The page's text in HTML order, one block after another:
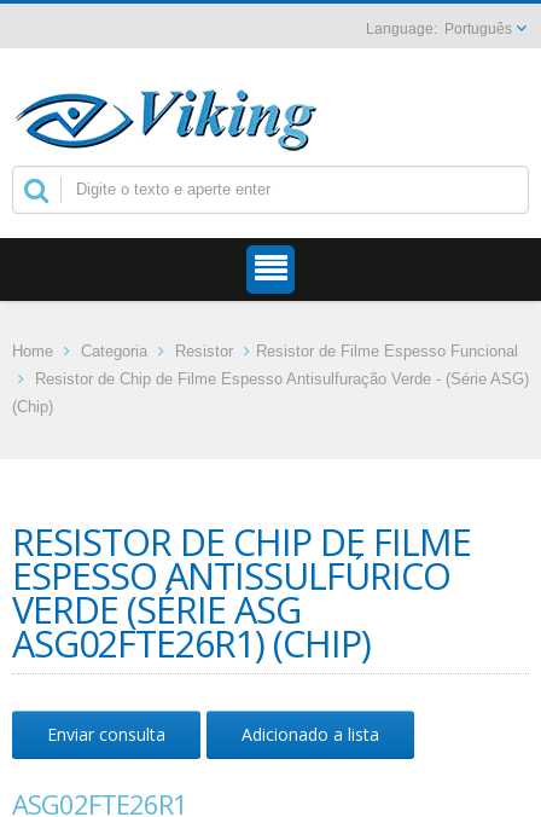
Português
Home Categoria Resistor
Resistor de Filme Espesso Funcional
Resistor de Chip de Filme Espesso Antisulfuração Verde - (Série ASG)
(Chip)
RESISTOR DE CHIP DE FILME
ESPESSO ANTISSULFÚRICO
VERDE (SÉRIE ASG
ASG02FTE26R1) (CHIP)
Enviar consulta Adicionado a lista
ASG02FTE26R1